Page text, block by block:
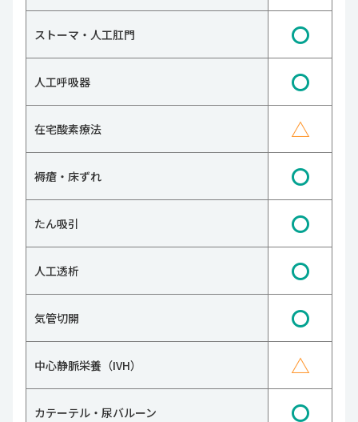
ストーマ・人工肛門 〇
人工呼吸器 〇
在宅酸素療法 △
褥瘡・床ずれ 〇
たん吸引 〇
人工透析 〇
気管切開 〇
中心静脈栄養（IVH） △
カテーテル・尿バルーン 〇